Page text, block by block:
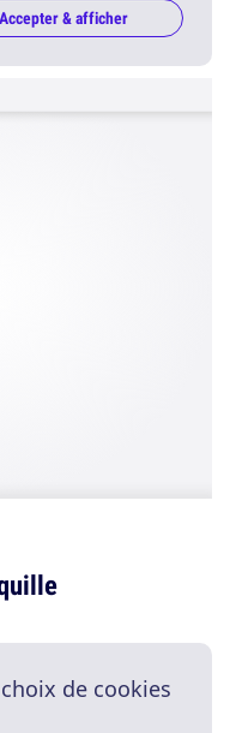
Accepter & afficher
de cookies